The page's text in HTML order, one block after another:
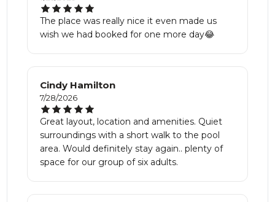
The place was really nice it even made us
wish we had booked for one more day😂
Cindy Hamilton
7/28/2026
Great layout, location and amenities. Quiet
surroundings with a short walk to the pool
area. Would definitely stay again.. plenty of
space for our group of six adults.